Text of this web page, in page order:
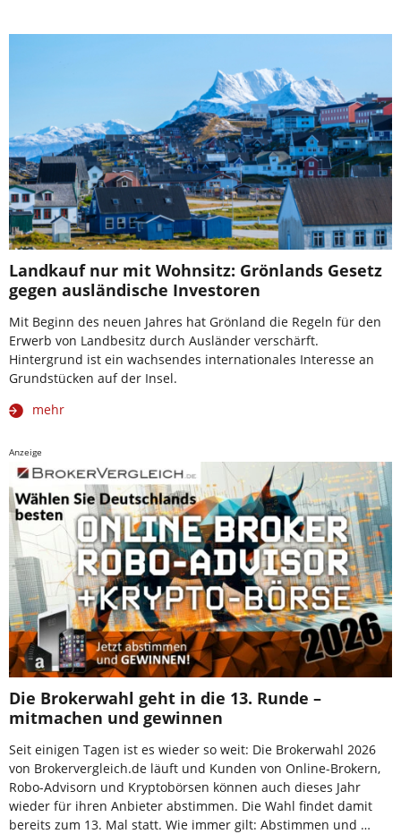
Landkauf nur mit Wohnsitz: Grönlands Gesetz
gegen ausländische Investoren
Mit Beginn des neuen Jahres hat Grönland die Regeln für den
Erwerb von Landbesitz durch Ausländer verschärft.
Hintergrund ist ein wachsendes internationales Interesse an
Grundstücken auf der Insel.
mehr
Anzeige
Die Brokerwahl geht in die 13. Runde –
mitmachen und gewinnen
Seit einigen Tagen ist es wieder so weit: Die Brokerwahl 2026
von Brokervergleich.de läuft und Kunden von Online-Brokern,
Robo-Advisorn und Kryptobörsen können auch dieses Jahr
wieder für ihren Anbieter abstimmen. Die Wahl findet damit
bereits zum 13. Mal statt. Wie immer gilt: Abstimmen und …